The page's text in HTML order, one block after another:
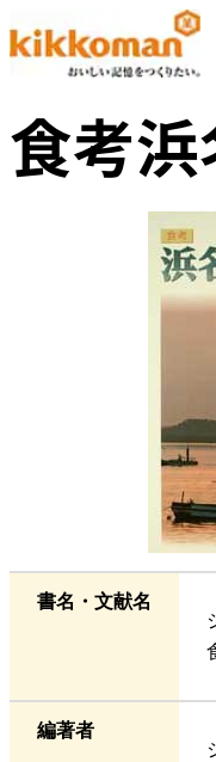
食考
書名・文献名
編著者